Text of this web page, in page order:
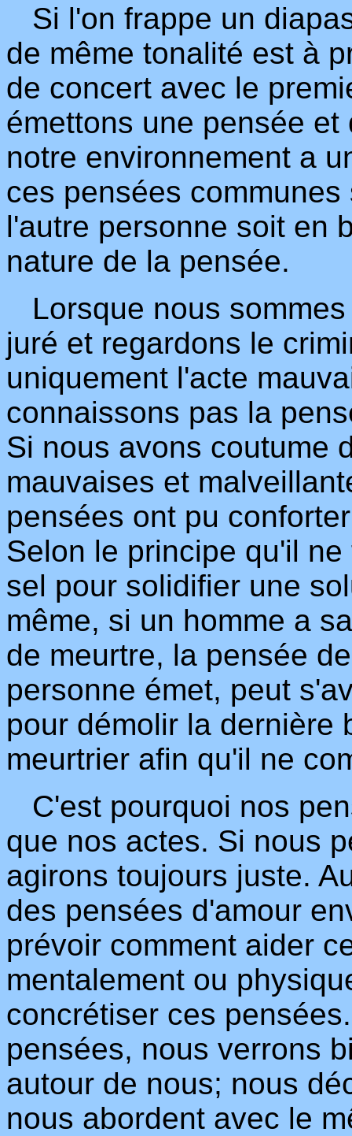
Si l'on frappe un
de même tonalité est à
de concert avec le
émettons une pensée
notre environnement a
ces pensées
l'autre personne soit en
nature de la pensée.
Lorsque nous
juré et regardons le
uniquement l'acte
connaissons pas la
Si nous avons coutume
mauvaises et
pensées ont pu
Selon le principe qu'il
sel pour solidifier une
même, si un homme a
de meurtre, la pensée
personne émet, peut
pour démolir la dernière
meurtrier afin qu'il ne
C'est pourquoi nos
que nos actes. Si nous
agirons toujours juste.
des pensées d'amour
prévoir comment aider
mentalement ou
concrétiser ces
pensées, nous verrons
autour de nous; nous
nous abordent avec le